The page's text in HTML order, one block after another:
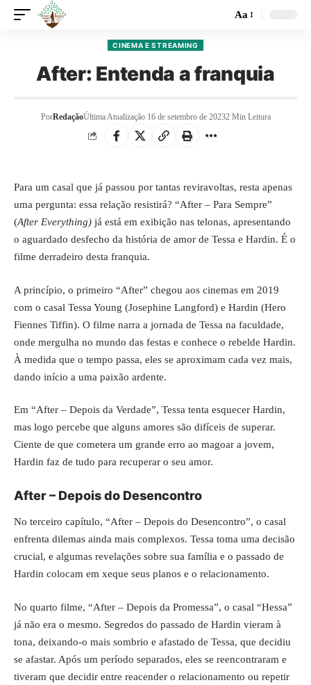
Aa
CINEMA E STREAMING
After: Entenda a franquia
PorRedaçãoÚltima Atualização 16 de setembro de 20232 Min Leitura
Para um casal que já passou por tantas reviravoltas, resta apenas
uma pergunta: essa relação resistirá? “After – Para Sempre”
(After Everything) já está em exibição nas telonas, apresentando
o aguardado desfecho da história de amor de Tessa e Hardin. É o
filme derradeiro desta franquia.
A princípio, o primeiro “After” chegou aos cinemas em 2019
com o casal Tessa Young (Josephine Langford) e Hardin (Hero
Fiennes Tiffin). O filme narra a jornada de Tessa na faculdade,
onde mergulha no mundo das festas e conhece o rebelde Hardin.
À medida que o tempo passa, eles se aproximam cada vez mais,
dando início a uma paixão ardente.
Em “After – Depois da Verdade”, Tessa tenta esquecer Hardin,
mas logo percebe que alguns amores são difíceis de superar.
Ciente de que cometera um grande erro ao magoar a jovem,
Hardin faz de tudo para recuperar o seu amor.
After – Depois do Desencontro
No terceiro capítulo, “After – Depois do Desencontro”, o casal
enfrenta dilemas ainda mais complexos. Tessa toma uma decisão
crucial, e algumas revelações sobre sua família e o passado de
Hardin colocam em xeque seus planos e o relacionamento.
No quarto filme, “After – Depois da Promessa”, o casal “Hessa”
já não era o mesmo. Segredos do passado de Hardin vieram à
tona, deixando-o mais sombrio e afastado de Tessa, que decidiu
se afastar. Após um período separados, eles se reencontraram e
tiveram que decidir entre reacender o relacionamento ou repetir